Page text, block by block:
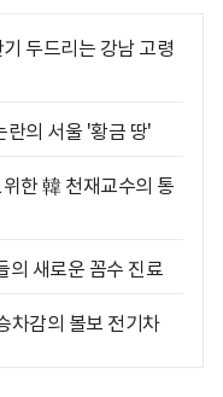
두드리는 강남 고령
의 서울 '황금 땅'
한 韓 천재교수의 통
의 새로운 꼼수 진료
차감의 볼보 전기차